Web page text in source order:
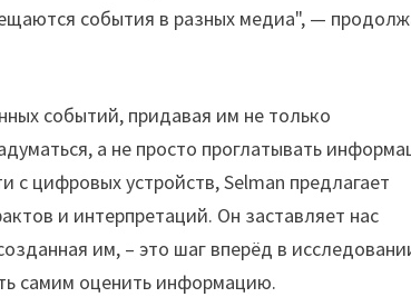
события в разных медиа", —
событий, придавая им не только
а не просто проглатывать
с цифровых устройств, Selman предлагает
и интерпретаций. Он заставляет нас
им, – это шаг вперёд в
самим оценить информацию.